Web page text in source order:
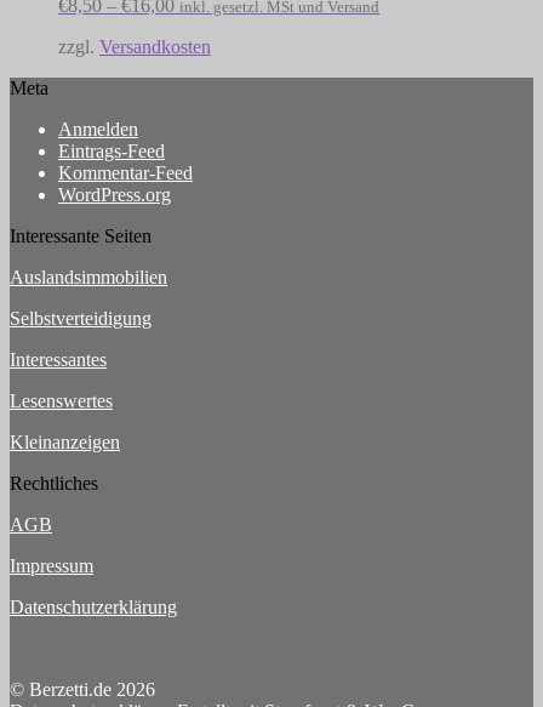
€8,50 – €16,00 inkl. gesetzl. MSt und Versand
zzgl. Versandkosten
Meta
Anmelden
Eintrags-Feed
Kommentar-Feed
WordPress.org
Interessante Seiten
Auslandsimmobilien
Selbstverteidigung
Interessantes
Lesenswertes
Kleinanzeigen
Rechtliches
AGB
Impressum
Datenschutzerklärung
© Berzetti.de 2026